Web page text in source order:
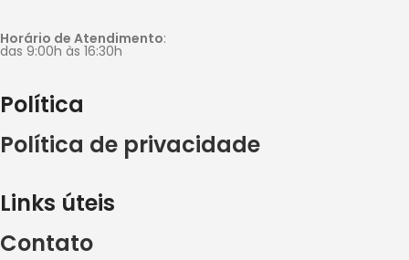
Horário de Atendimento:
das 9:00h às 16:30h
Política
Política de privacidade
Links úteis
Contato